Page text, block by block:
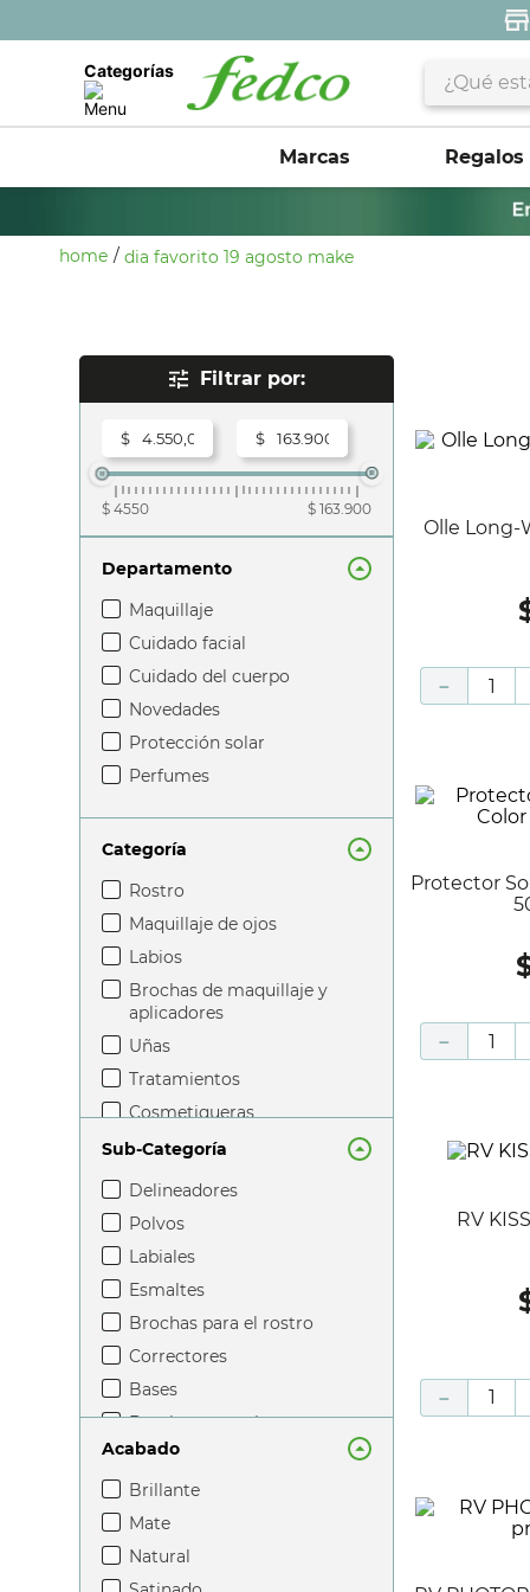
Categorías ¿Qué estás
Marcas Regalos
dia favorito 19 agosto make
Departamento
maquillaje
cuidado facial
cuidado del cuerpo
novedades
protección solar
perfumes
Categoría
rostro
maquillaje de ojos
labios
brochas de maquillaje y
aplicadores
uñas
tratamientos
cosmetiqueras
hidratantes
ropa y accesorios
limpieza facial
ojos cejas y pestañas
bloqueador solar
perfumes de mujer
limpieza corporal
Sub-Categoría
delineadores
polvos
labiales
esmaltes
brochas para el rostro
correctores
bases
brochas para ojos
pestañas
sombras
cejas
rubores e iluminadores
Acabado
brillante
mate
natural
Rangos De Precio
$ $
$ 4550 $ 163.900
Olle
－
Protector Solar Antiedad Sin Color X
－
RV
－